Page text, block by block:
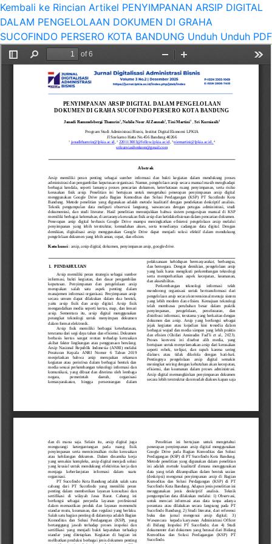
Kembali ke Rincian Artikel PENYIMPANAN ARSIP DIGITAL
DALAM PENGELOLAAN DOKUMEN DI GRAHA
SUCOFINDO PERSERO KOTA BANDUNG Unduh Unduh PDF